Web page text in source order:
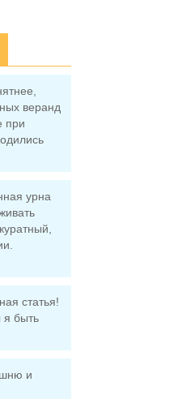
веранд
при
урна
статья!
я быть
и